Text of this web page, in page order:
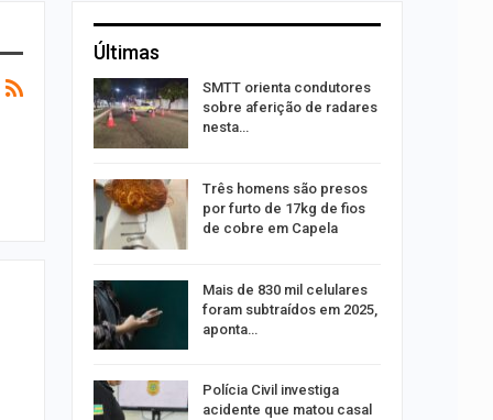
Últimas
por
SMTT orienta condutores
sobre aferição de radares
nesta…
Três homens são presos
por furto de 17kg de fios
de cobre em Capela
Mais de 830 mil celulares
foram subtraídos em 2025,
aponta…
Polícia Civil investiga
acidente que matou casal